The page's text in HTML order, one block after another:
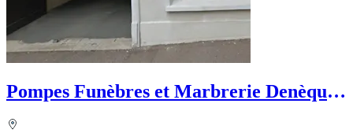
Pompes Funèbres et Marbrerie Denèque -